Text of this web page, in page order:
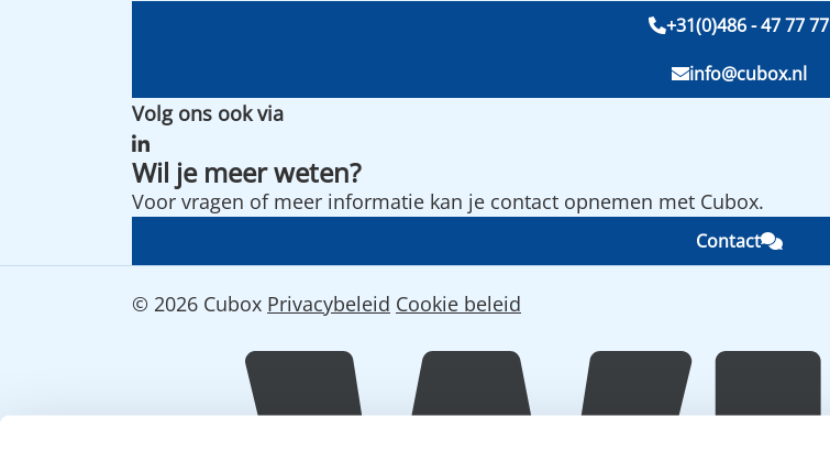
+31(0)486 - 47 77 77
info@cubox.nl
Volg ons ook via
Wil je meer weten?
Voor vragen of meer informatie kan je contact opnemen met Cubox.
Contact
© 2026 Cubox Privacybeleid Cookie beleid